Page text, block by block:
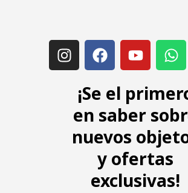
¡Se el
en saber
nuevos
y ofertas
exclusivas!